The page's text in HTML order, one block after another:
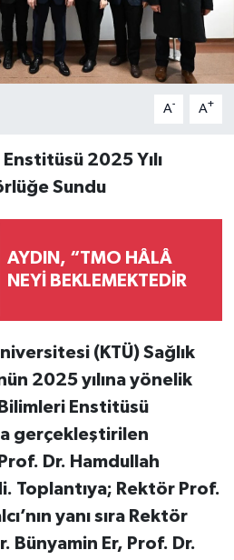
A- A+
Enstitüsü 2025 Yılı
Sundu
AYDIN, “TMO HÂLÂ
NEYİ BEKLEMEKTEDİR
(KTÜ) Sağlık
2025 yılına yönelik
Enstitüsü
gerçekleştirilen
Dr. Hamdullah
Toplantıya; Rektör Prof.
yanı sıra Rektör
Bünyamin Er, Prof. Dr.